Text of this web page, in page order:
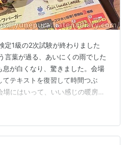
定1級の2次試験が終わりました
言葉が過る、あいにくの雨でした
息が白くなり、驚きました。会場
てテキストを復習して時間つぶ
場にはいって、いい感じの暖房に
試験が終わったらおなかが空いて
GO。 絶品チーズバーガーをおいし
ショート版はコチラ 模型・